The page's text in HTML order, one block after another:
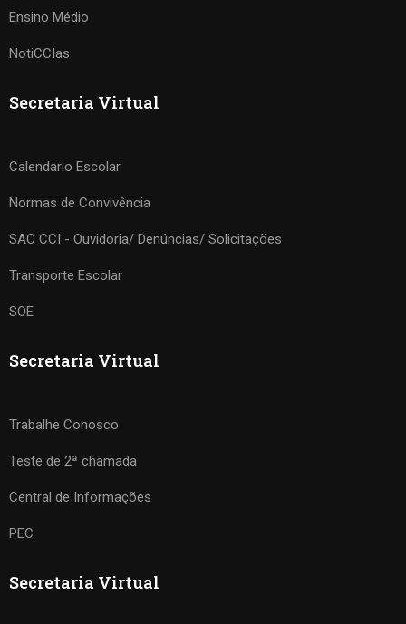
Ensino Médio
NotiCCIas
Secretaria Virtual
Calendario Escolar
Normas de Convivência
SAC CCI - Ouvidoria/ Denúncias/ Solicitações
Transporte Escolar
SOE
Secretaria Virtual
Trabalhe Conosco
Teste de 2ª chamada
Central de Informações
PEC
Secretaria Virtual